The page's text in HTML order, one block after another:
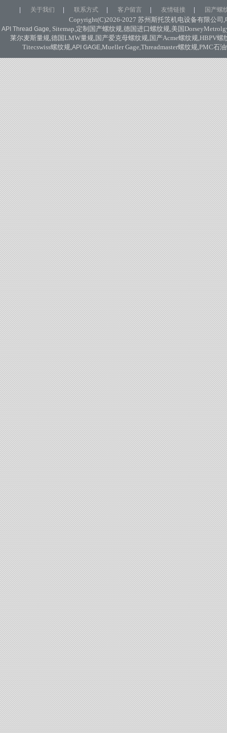
Copyright(C)2026-2027苏州斯托茨机电设备有限公司 ,
API Thread Gage, Sitemap,定制国产螺纹规,德国进口螺纹规,美国
莱尔麦斯量规,德国LMW量规,国产爱克母螺纹规,国产Acme螺纹规,HBPV螺
Titecswiss螺纹规,API GAGE,Mueller Gage,Threadmaster螺纹规,PMC石
关于我们 联系方式 客户留言 友情链接 国产螺